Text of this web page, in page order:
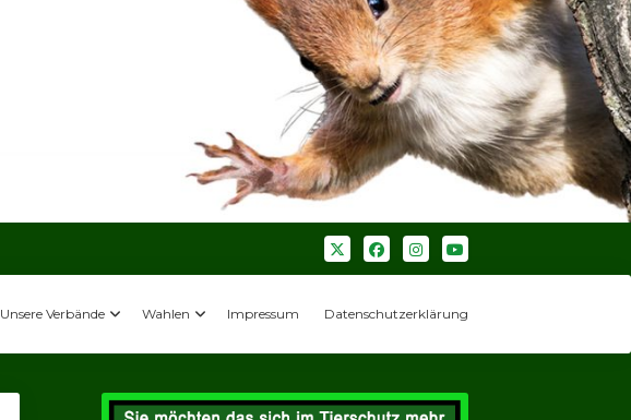
Unsere Verbände Wahlen Impressum Datenschutzerklärung